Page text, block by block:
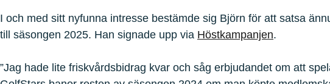
I och med sitt nyfunna intresse bestämde sig Björn för att satsa
till säsongen 2025. Han signade upp via Höstkampanjen.
”Jag hade lite friskvårdsbidrag kvar och såg erbjudandet om att